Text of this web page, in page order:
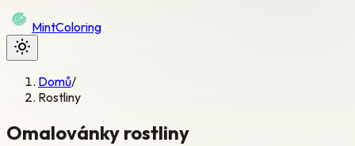
MintColoring
Domů/
Rostliny
Omalovánky rostliny